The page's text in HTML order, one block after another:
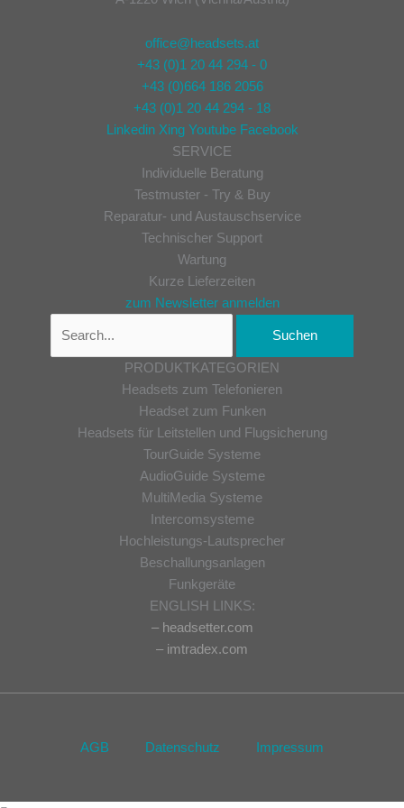
office@headsets.at
+43 (0)1 20 44 294 - 0
+43 (0)664 186 2056
+43 (0)1 20 44 294 - 18
Linkedin Xing Youtube Facebook
SERVICE
Individuelle Beratung
Testmuster - Try & Buy
Reparatur- und Austauschservice
Technischer Support
Wartung
Kurze Lieferzeiten
zum Newsletter anmelden
PRODUKTKATEGORIEN
Headsets zum Telefonieren
Headset zum Funken
Headsets für Leitstellen und Flugsicherung
TourGuide Systeme
AudioGuide Systeme
MultiMedia Systeme
Intercomsysteme
Hochleistungs-Lautsprecher
Beschallungsanlagen
Funkgeräte
ENGLISH LINKS:
– headsetter.com
– imtradex.com
AGB Datenschutz Impressum